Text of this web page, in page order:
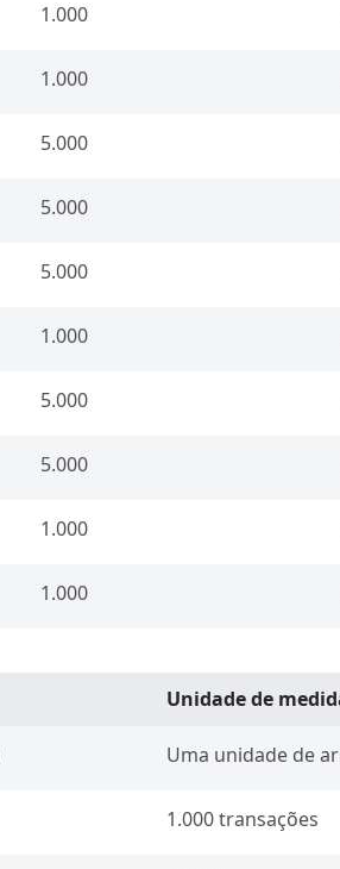
1.000
1.000
5.000
5.000
5.000
1.000
5.000
5.000
1.000
1.000
Unidade de
Uma unidade de
1.000 transações